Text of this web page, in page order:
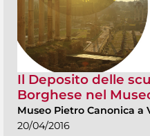
Il Deposito delle
Borghese nel
Museo Pietro Canonica a
20/04/2016